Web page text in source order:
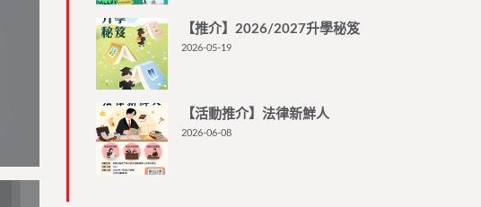
【推介】2026/2027升學秘笈
2026-05-19
【活動推介】法律新鮮人
2026-06-08